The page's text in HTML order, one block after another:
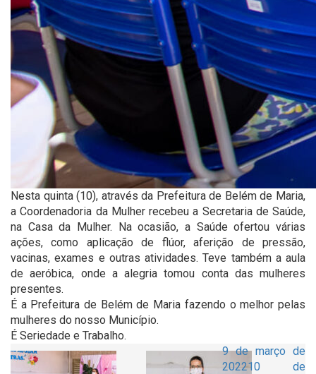
Nesta quinta (10), através da Prefeitura de Belém de Maria,
a Coordenadoria da Mulher recebeu a Secretaria de Saúde,
na Casa da Mulher. Na ocasião, a Saúde ofertou várias
ações, como aplicação de flúor, aferição de pressão,
vacinas, exames e outras atividades. Teve também a aula
de aeróbica, onde a alegria tomou conta das mulheres
presentes.
É a Prefeitura de Belém de Maria fazendo o melhor pelas
mulheres do nosso Município.
É Seriedade e Trabalho.
Publicado
em
9 de março de
202210 de